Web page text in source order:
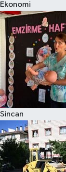
Ekonomi
Sincan